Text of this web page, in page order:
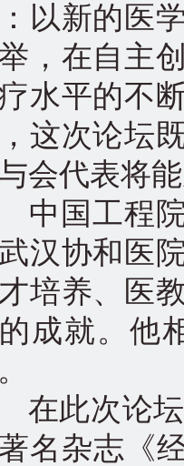
以新的医
，在自主
水平的不
这次论坛
会代表将
国工程院
汉协和医
培养、医
成就。他
此次论坛
名杂志《